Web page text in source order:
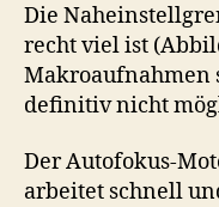
Die
recht viel ist
Makroaufnahmen
definitiv nicht
Der Autofokus-
arbeitet schnell